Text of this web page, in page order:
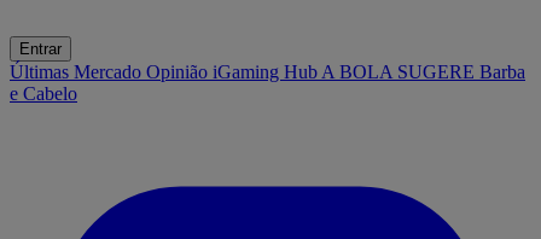
Entrar
Últimas Mercado Opinião iGaming Hub A BOLA SUGERE Barba
e Cabelo